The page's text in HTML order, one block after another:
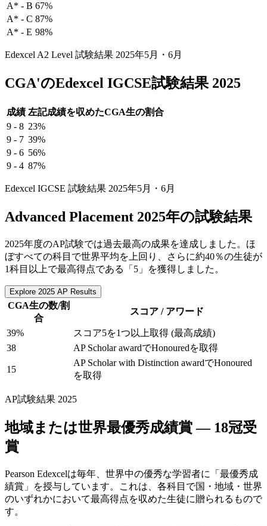
A* - B 67%
A* - C 87%
A* - E 98%
Edexcel A2 Level 試験結果 2025年5月・6月
CGA'のEdexcel IGCSE試験結果 2025
成績 左記成績を収めたCGA生の割合
9 - 8 23%
9 - 7 39%
9 - 6 56%
9 - 4 87%
Edexcel IGCSE 試験結果 2025年5月・6月
Advanced Placement 2025年の試験結果
2025年度のAP試験では過去最高の成果を達成しました。ほ
ぼすべての科目で世界平均を上回り、さらに約40％の生徒が
1科目以上で最高得点である「5」を獲得しました。
Explore 2025 AP Results
CGA生の数/割
合
スコア / アワード
39%
スコア5を1つ以上取得 (最高成績)
38
AP Scholar awardでHonouredを取得
15
AP Scholar with Distinction awardでHonoured
を取得
AP試験結果 2025
地域または世界最優秀成績賞― 18冠受
賞
Pearson Edexcelは毎年、世界中の優秀な学習者に「最優秀成
績賞」を授与しています。これは、各科目で国・地域・世界
のいずれかにおいて最高得点を収めた生徒に贈られるもので
す。